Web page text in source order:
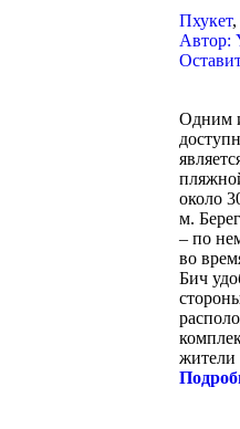
Пхукет,
Автор:
Одним
около
м.
– по
во
Бич
жители